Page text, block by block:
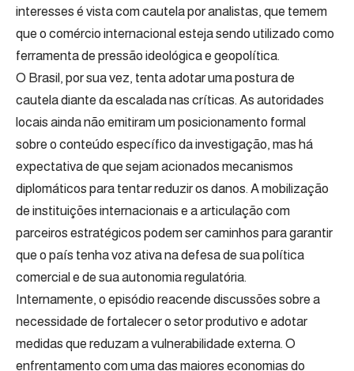
interesses é vista com cautela por analistas, que temem
que o comércio internacional esteja sendo utilizado como
ferramenta de pressão ideológica e geopolítica.
O Brasil, por sua vez, tenta adotar uma postura de
cautela diante da escalada nas críticas. As autoridades
locais ainda não emitiram um posicionamento formal
sobre o conteúdo específico da investigação, mas há
expectativa de que sejam acionados mecanismos
diplomáticos para tentar reduzir os danos. A mobilização
de instituições internacionais e a articulação com
parceiros estratégicos podem ser caminhos para garantir
que o país tenha voz ativa na defesa de sua política
comercial e de sua autonomia regulatória.
Internamente, o episódio reacende discussões sobre a
necessidade de fortalecer o setor produtivo e adotar
medidas que reduzam a vulnerabilidade externa. O
enfrentamento com uma das maiores economias do